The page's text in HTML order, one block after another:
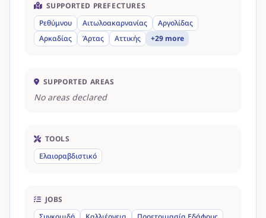
SUPPORTED PREFECTURES
Ρεθύμνου
Αιτωλοακαρνανίας
Αργολίδας
Αρκαδίας
Άρτας Αττικής +29 more
SUPPORTED AREAS
No areas declared
TOOLS
Ελαιοραβδιστικό
JOBS